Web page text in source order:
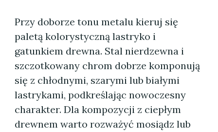
Przy doborze tonu metalu kieruj się
paletą kolorystyczną lastryko i
gatunkiem drewna. Stal nierdzewna i
szczotkowany chrom dobrze komponują
się z chłodnymi, szarymi lub białymi
lastrykami, podkreślając nowoczesny
charakter. Dla kompozycji z ciepłym
drewnem warto rozważyć mosiądz lub